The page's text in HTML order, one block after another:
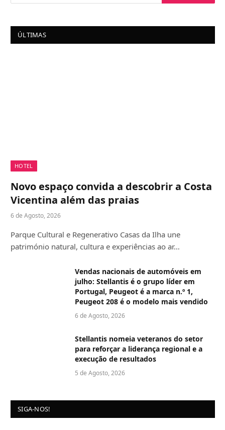
ÚLTIMAS
HOTEL
Novo espaço convida a descobrir a Costa
Vicentina além das praias
6 de Agosto, 2026
Parque Cultural e Regenerativo Casas da Ilha une
património natural, cultura e experiências ao ar…
Vendas nacionais de automóveis em
julho: Stellantis é o grupo líder em
Portugal, Peugeot é a marca n.º 1,
Peugeot 208 é o modelo mais vendido
6 de Agosto, 2026
Stellantis nomeia veteranos do setor
para reforçar a liderança regional e a
execução de resultados
5 de Agosto, 2026
SIGA-NOS!